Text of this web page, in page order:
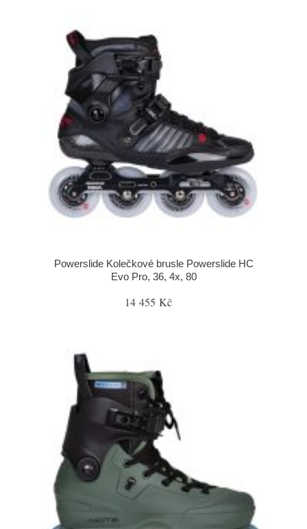
Powerslide Kolečkové brusle Powerslide HC
Evo Pro, 36, 4x, 80
14 455 Kč